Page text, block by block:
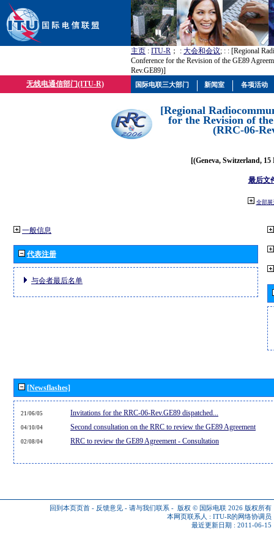
主页 : ITU-R ； : 大会和会议; : : [Regional
Conference for the Revision of the GE89
Rev.GE89)]
无线电通信部门(ITU-R)
[Regional
for the Revision of
(RRC-06-
[(Geneva, Switzerland, 15
最后文
全部展
一般信息
代表注册
与会者最后名单
[Newsflashes]
21/06/05 Invitations for the RRC-06-Rev.GE89 dispatched...
04/10/04 Second consultation on the RRC to review the GE89 Agreement
02/08/04 RRC to review the GE89 Agreement - Consultation
回到本页页首 - 反馈意见 - 请与我们联系 - 版权 © 国际电联 2026 版权所有
本网页联系人 : ITU-R的网络协调员
最近更新日期 : 2011-06-15
国际电联三大部门 新闻室 各项活动